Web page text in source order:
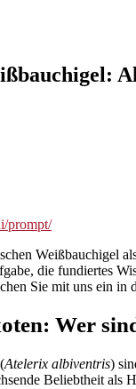
Weißbauchigel
die fundiertes
Sie mit uns ein
Wer
Atelerix albiventris)
Beliebtheit als